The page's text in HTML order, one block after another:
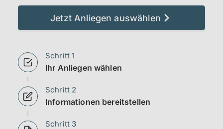
Jetzt Anliegen auswählen
Schritt 1
Ihr Anliegen wählen
Schritt 2
Informationen bereitstellen
Schritt 3